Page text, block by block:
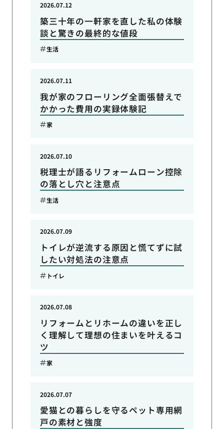
築三十年の一軒家を直した私の体験
談と驚きの最終的な値段
2026.07.12
生活
我が家のフローリング全面張替えで
かかった費用の実録体験記
2026.07.11
家
税理士が語るリフォームローン控除
の落とし穴と注意点
2026.07.10
生活
トイレが逆流する原因と慌てずに試
したい対処法の注意点
2026.07.09
トイレ
リフォームとリホームの違いを正し
く理解して理想の住まいを叶えるコ
ツ
2026.07.08
家
愛猫との暮らしを守るペット専用網
戸の素材と強度
2026.07.07